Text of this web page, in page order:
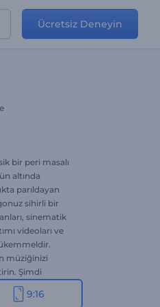
Ücretsiz Deneyin
bir peri masalı
altında
parıldayan
sihirli bir
sinematik
videoları ve
müziğinizi
Şimdi
9:16